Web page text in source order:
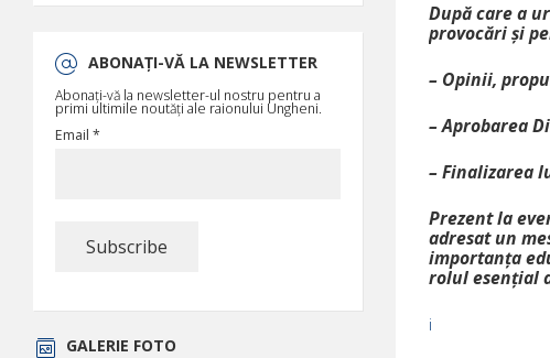
După care a
provocări și
– Opinii,
– Aprobarea
– Finalizarea
Prezent la
adresat un
importanța
rolul esențial
i
ABONAȚI-VĂ LA NEWSLETTER
Abonați-vă la newsletter-ul nostru pentru a
primi ultimile noutăți ale raionului Ungheni.
Email *
GALERIE FOTO